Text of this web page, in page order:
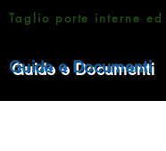
Taglio porte interne ed
Guide e Documenti